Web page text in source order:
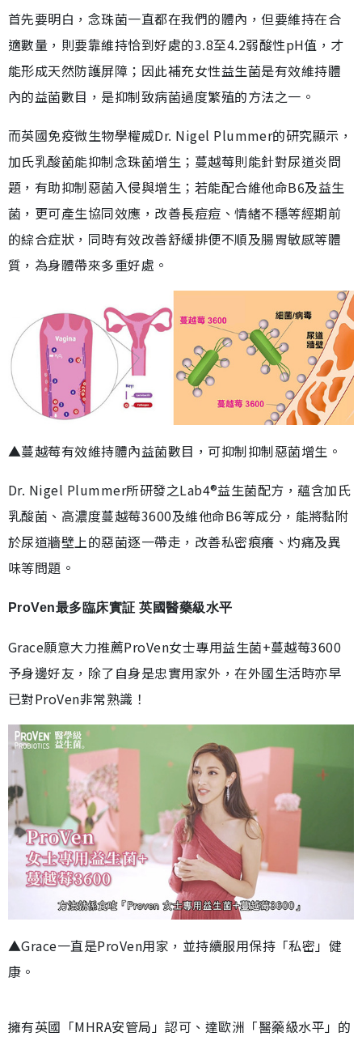
首先要明白，念珠菌一直都在我們的體內，但要維持在合
適數量，則要靠維持恰到好處的3.8至4.2弱酸性pH值，才
能形成天然防護屏障；因此補充女性益生菌是有效維持體
內的益菌數目，是抑制致病菌過度繁殖的方法之一。
而英國免疫微生物學權威Dr. Nigel Plummer的研究顯示，
加氏乳酸菌能抑制念珠菌增生；蔓越莓則能針對尿道炎問
題，有助抑制惡菌入侵與增生；若能配合維他命B6及益生
菌，更可產生協同效應，改善長痘痘、情緒不穩等經期前
的綜合症狀，同時有效改善舒緩排便不順及腸胃敏感等體
質，為身體帶來多重好處。
▲蔓越莓有效維持體內益菌數目，可抑制抑制惡菌增生。
Dr. Nigel Plummer所研發之Lab4®益生菌配方，蘊含加氏
乳酸菌、高濃度蔓越莓3600及維他命B6等成分，能將黏附
於尿道牆壁上的惡菌逐一帶走，改善私密痕癢、灼痛及異
味等問題。
ProVen最多臨床實証 英國醫藥級水平
Grace願意大力推薦ProVen女士專用益生菌+蔓越莓3600
予身邊好友，除了自身是忠實用家外，在外國生活時亦早
已對ProVen非常熟識！
▲Grace一直是ProVen用家，並持續服用保持「私密」健
康。
擁有英國「MHRA安管局」認可、達歐洲「醫藥級水平」的